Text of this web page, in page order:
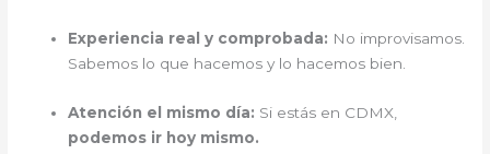
Experiencia real y comprobada: No improvisamos.
Sabemos lo que hacemos y lo hacemos bien.
Atención el mismo día: Si estás en CDMX,
podemos ir hoy mismo.